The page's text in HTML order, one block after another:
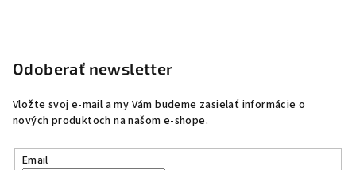
Odoberať newsletter
Vložte svoj e-mail a my Vám budeme zasielať informácie o
nových produktoch na našom e-shope.
Email